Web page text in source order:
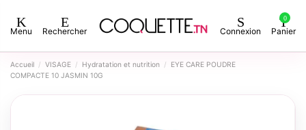
Menu Rechercher Connexion
0
Panier
Accueil VISAGE Hydratation et nutrition
EYE CARE POUDRE
COMPACTE 10 JASMIN 10G